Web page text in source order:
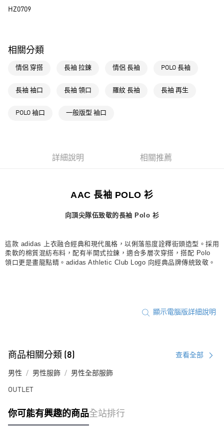
運送方式
付款後全家取貨
每筆NT$80，滿NT$1,500(含以上)免運費
萊爾富取貨付款
每筆NT$80，滿NT$1,500(含以上)免運費
付款後門市自取
每筆NT$80，滿NT$1,500(含以上)免運費
HZ0709
相關分類
情侶 穿搭 長袖 拉鍊 情侶 長袖 POLO 長袖
長袖 袖口 長袖 領口 羅紋 長袖 長袖 再生
POLO 袖口 一般版型 袖口
詳細說明 相關推薦
AAC 長袖 POLO 衫
向頂尖隊伍致敬的長袖 Polo 衫
這款 adidas 上衣融合經典和現代風格，以俐落態度詮釋街頭造型。採用
柔軟的棉質混紡布料，配有半開式拉鍊，適合多層次穿搭，搭配 Polo
領口更是畫龍點睛。adidas Athletic Club Logo 向經典品牌傳統致敬。
顯示電腦版詳細說明
商品相關分類 (8) 查看全部
男性 男性服飾 男性全部服飾
OUTLET
你可能有興趣的商品全站排行